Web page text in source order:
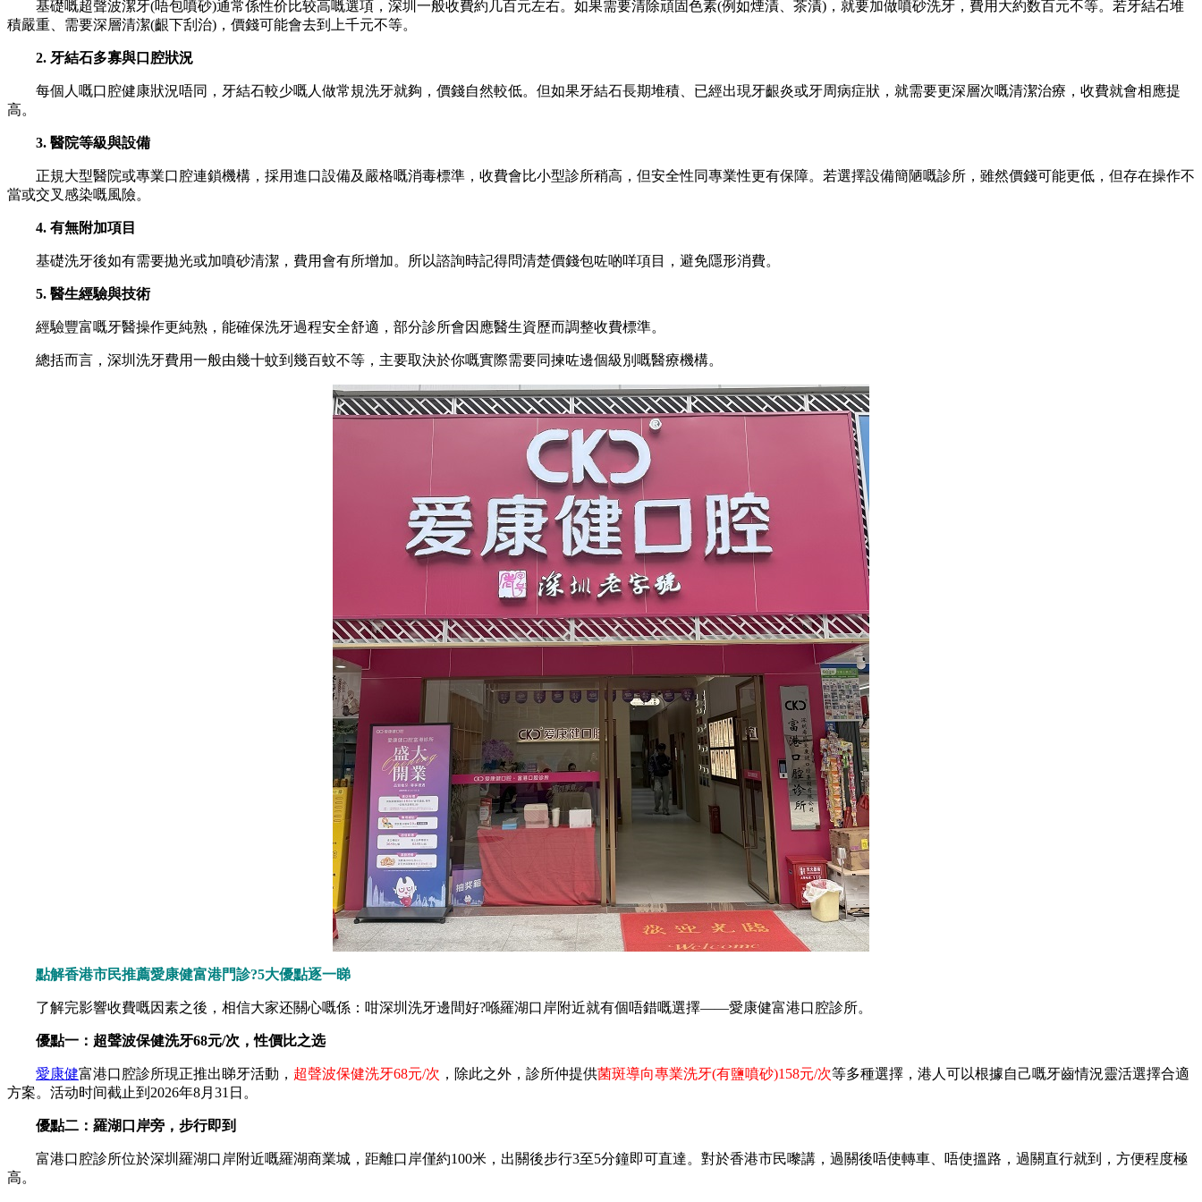
基礎嘅超聲波潔牙(唔包噴砂)通常係性价比较高嘅選項，深圳一般收費約几百元左右。如果需要清除頑固色素(例如煙漬、茶漬)，就要加做噴砂洗牙，費用大約数百元不等。若牙結石堆
積嚴重、需要深層清潔(齦下刮治)，價錢可能會去到上千元不等。
2. 牙結石多寡與口腔狀況
每個人嘅口腔健康狀況唔同，牙結石較少嘅人做常規洗牙就夠，價錢自然較低。但如果牙結石長期堆積、已經出現牙齦炎或牙周病症狀，就需要更深層次嘅清潔治療，收費就會相應提
高。
3. 醫院等級與設備
正規大型醫院或專業口腔連鎖機構，採用進口設備及嚴格嘅消毒標準，收費會比小型診所稍高，但安全性同專業性更有保障。若選擇設備簡陋嘅診所，雖然價錢可能更低，但存在操作不
當或交叉感染嘅風險。
4. 有無附加項目
基礎洗牙後如有需要拋光或加噴砂清潔，費用會有所增加。所以諮詢時記得問清楚價錢包咗啲咩項目，避免隱形消費。
5. 醫生經驗與技術
經驗豐富嘅牙醫操作更純熟，能確保洗牙過程安全舒適，部分診所會因應醫生資歷而調整收費標準。
總括而言，深圳洗牙費用一般由幾十蚊到幾百蚊不等，主要取決於你嘅實際需要同揀咗邊個級別嘅醫療機構。
點解香港市民推薦愛康健富港門診?5大優點逐一睇
了解完影響收費嘅因素之後，相信大家还關心嘅係：咁深圳洗牙邊間好?喺羅湖口岸附近就有個唔錯嘅選擇——愛康健富港口腔診所。
優點一：超聲波保健洗牙68元/次，性價比之选
愛康健富港口腔診所現正推出睇牙活動， 超聲波保健洗牙68元/次 ，除此之外，診所仲提供菌斑導向專業洗牙(有鹽噴砂)158元/次等多種選擇，港人可以根據自己嘅牙齒情況靈活選擇合適
方案。活动时间截止到2026年8月31日。
優點二：羅湖口岸旁，步行即到
富港口腔診所位於深圳羅湖口岸附近嘅羅湖商業城，距離口岸僅約100米，出關後步行3至5分鐘即可直達。對於香港市民嚟講，過關後唔使轉車、唔使搵路，過關直行就到，方便程度極
高。